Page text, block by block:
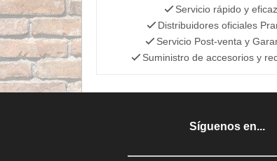
Servicio rápido y eficaz
Distribuidores oficiales
Servicio Post-venta y
Suministro de accesorios y
Síguenos en...